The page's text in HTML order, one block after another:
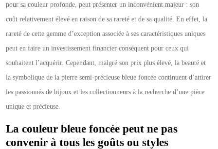
pour sa couleur profonde, peut présenter un inconvénient majeur : son
coût relativement élevé en raison de sa rareté et de sa qualité. En effet, la
rareté de cette gemme d’exception associée à ses caractéristiques uniques
peut en faire un investissement financier conséquent pour ceux qui
souhaitent l’acquérir. Cependant, malgré son prix plus élevé, la beauté et
la symbolique de la pierre semi-précieuse bleue foncée continuent d’attirer
les passionnés de bijoux et les collectionneurs à la recherche d’une pièce
unique et précieuse.
La couleur bleue foncée peut ne pas
convenir à tous les goûts ou styles